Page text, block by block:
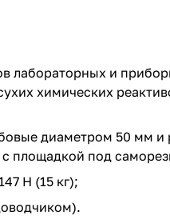
лабораторных и
химических
диаметром 50 мм
площадкой под
Н (15 кг);